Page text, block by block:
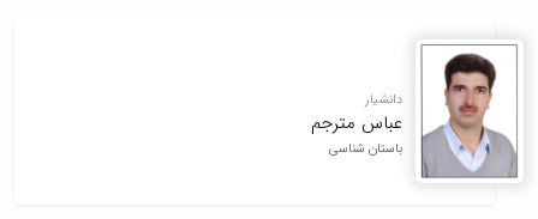
دانشیار
عباس مترجم
باستان شناسی